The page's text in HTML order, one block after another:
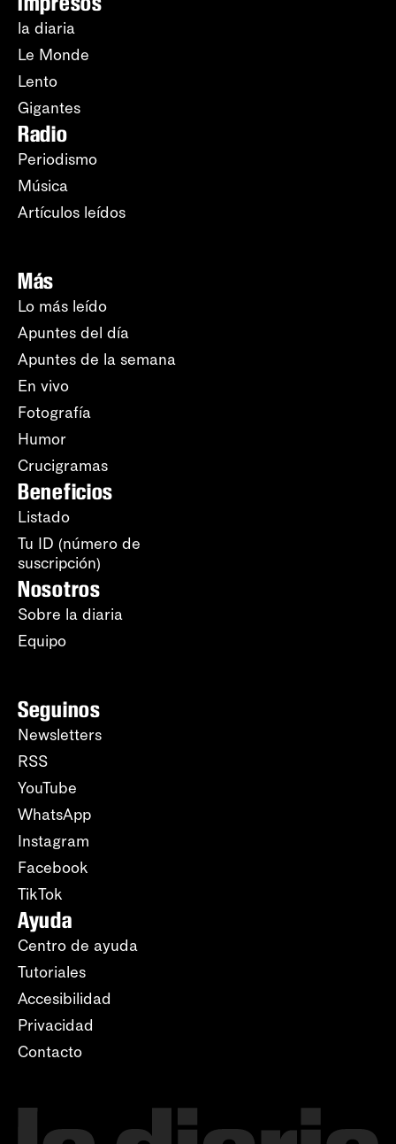
la diaria
Le Monde
Lento
Gigantes
Radio
Periodismo
Música
Artículos leídos
Más
Lo más leído
Apuntes del día
Apuntes de la semana
En vivo
Fotografía
Humor
Crucigramas
Beneficios
Listado
Tu ID (número de
suscripción)
Nosotros
Sobre la diaria
Equipo
Seguinos
Newsletters
RSS
YouTube
WhatsApp
Instagram
Facebook
TikTok
Ayuda
Centro de ayuda
Tutoriales
Accesibilidad
Privacidad
Contacto